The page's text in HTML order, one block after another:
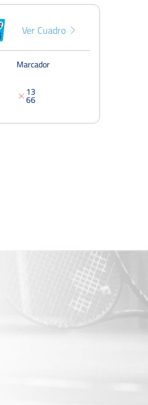
Ver Cuadro
Marcador
1
6
3
6